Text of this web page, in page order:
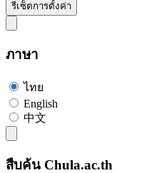
รีเซ็ตการตั้งค่า
ภาษา
ไทย
English
中文
สืบค้น Chula.ac.th